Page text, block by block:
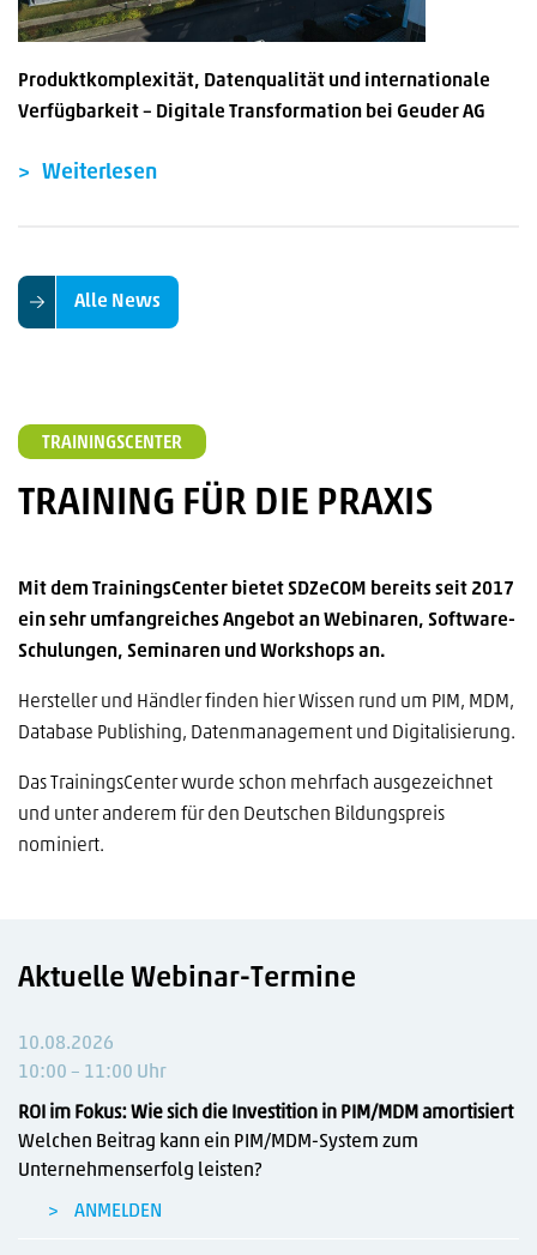
Produktkomplexität, Datenqualität und internationale
Verfügbarkeit – Digitale Transformation bei Geuder AG
Weiterlesen
Alle News
TRAININGSCENTER
TRAINING FÜR DIE PRAXIS
Mit dem TrainingsCenter bietet SDZeCOM bereits seit 2017
ein sehr umfangreiches Angebot an Webinaren, Software-
Schulungen, Seminaren und Workshops an.
Hersteller und Händler finden hier Wissen rund um PIM, MDM,
Database Publishing, Datenmanagement und Digitalisierung.
Das TrainingsCenter wurde schon mehrfach ausgezeichnet
und unter anderem für den Deutschen Bildungspreis
nominiert.
Aktuelle Webinar-Termine
10.08.2026
10:00 – 11:00 Uhr
ROI im Fokus: Wie sich die Investition in PIM/MDM amortisiert
Welchen Beitrag kann ein PIM/MDM-System zum
Unternehmenserfolg leisten?
ANMELDEN